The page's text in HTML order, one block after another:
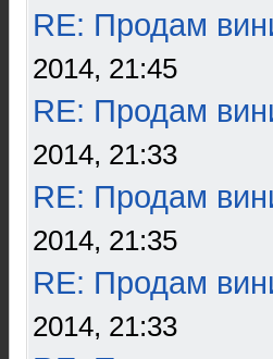
RE: Продам
2014, 21:45
RE: Продам
2014, 21:33
RE: Продам
2014, 21:35
RE: Продам
2014, 21:33